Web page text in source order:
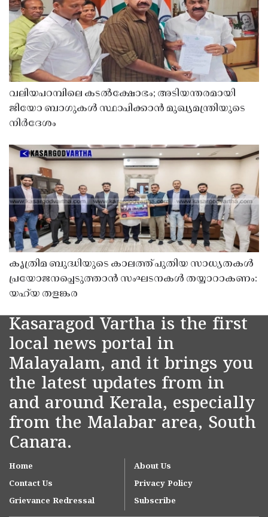
വലിയപറമ്പിലെ കടൽക്ഷോഭം; അടിയന്തരമായി
ജിയോ ബാഗുകൾ സ്ഥാപിക്കാൻ മുഖ്യമന്ത്രിയുടെ
നിർദേശം
കൃത്രിമ ബുദ്ധിയുടെ കാലത്ത് പുതിയ സാധ്യതകൾ
പ്രയോജനപ്പെടുത്താൻ സംഘടനകൾ തയ്യാറാകണം:
യഹ്‌യ തളങ്കര
Kasaragod Vartha is the first
local news portal in
Malayalam, and it brings you
the latest updates from in
and around Kerala, especially
from the Malabar area, South
Canara.
Home
About Us
Contact Us
Privacy Policy
Grievance Redressal
Subscribe